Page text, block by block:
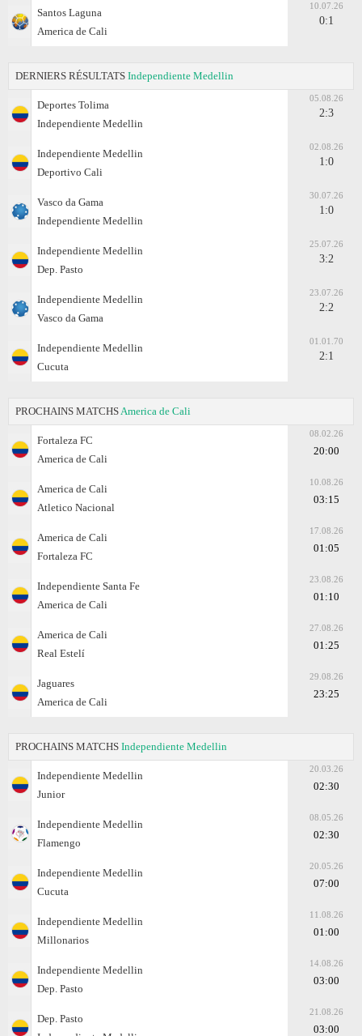
Santos Laguna
America de Cali
10.07.26
0:1
DERNIERS RÉSULTATS Independiente Medellin
Deportes Tolima
Independiente Medellin
05.08.26
2:3
Independiente Medellin
Deportivo Cali
02.08.26
1:0
Vasco da Gama
Independiente Medellin
30.07.26
1:0
Independiente Medellin
Dep. Pasto
25.07.26
3:2
Independiente Medellin
Vasco da Gama
23.07.26
2:2
Independiente Medellin
Cucuta
01.01.70
2:1
PROCHAINS MATCHS America de Cali
Fortaleza FC
America de Cali
08.02.26
20:00
America de Cali
Atletico Nacional
10.08.26
03:15
America de Cali
Fortaleza FC
17.08.26
01:05
Independiente Santa Fe
America de Cali
23.08.26
01:10
America de Cali
Real Estelí
27.08.26
01:25
Jaguares
America de Cali
29.08.26
23:25
PROCHAINS MATCHS Independiente Medellin
Independiente Medellin
Junior
20.03.26
02:30
Independiente Medellin
Flamengo
08.05.26
02:30
Independiente Medellin
Cucuta
20.05.26
07:00
Independiente Medellin
Millonarios
11.08.26
01:00
Independiente Medellin
Dep. Pasto
14.08.26
03:00
Dep. Pasto
21.08.26
03:00